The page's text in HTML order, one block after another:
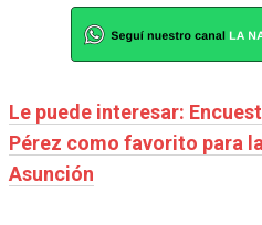
Le puede interesar:
Pérez como favorito para
Asunción